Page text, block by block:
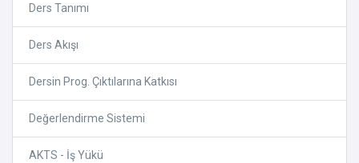
Ders Tanımı
Ders Akışı
Dersin Prog. Çıktılarına Katkısı
Değerlendirme Sistemi
AKTS - İş Yükü